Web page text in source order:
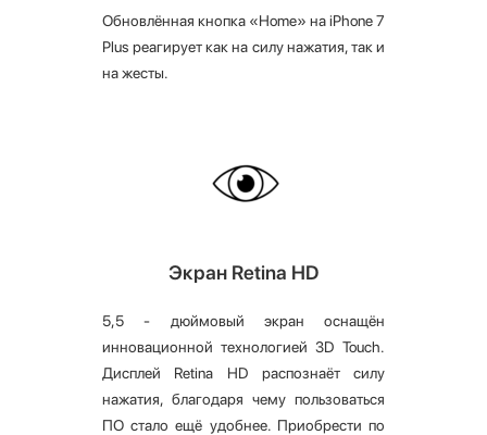
Обновлённая кнопка «Home» на iPhone 7
Plus реагирует как на силу нажатия, так и
на жесты.
Экран Retina HD
5,5 - дюймовый экран оснащён
инновационной технологией 3D Touch.
Дисплей Retina HD распознаёт силу
нажатия, благодаря чему пользоваться
ПО стало ещё удобнее. Приобрести по